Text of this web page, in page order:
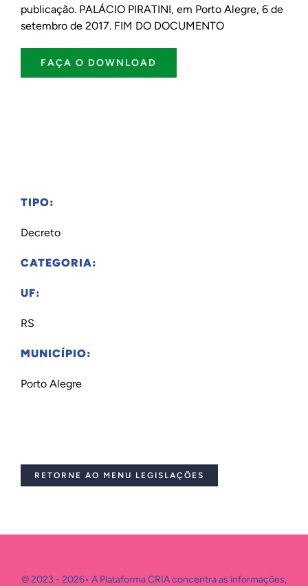
publicação. PALÁCIO PIRATINI, em Porto Alegre, 6 de
setembro de 2017. FIM DO DOCUMENTO
FAÇA O DOWNLOAD
TIPO:
Decreto
CATEGORIA:
UF:
RS
MUNICÍPIO:
Porto Alegre
RETORNE AO MENU LEGISLAÇÕES
© 2023 - 2026• A Plataforma CRIA concentra as informações,